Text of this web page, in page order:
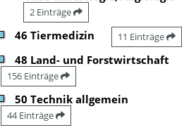
2 Einträge
46 Tiermedizin 11 Einträge
48 Land- und Forstwirtschaft
156 Einträge
50 Technik allgemein
44 Einträge